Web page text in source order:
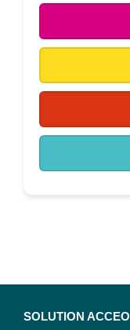
SOLUTION ACCEO